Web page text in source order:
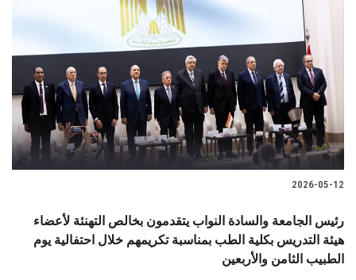
هيئة التدريس
الدراسات العليا
الموظفون
2026-05-12
رئيس الجامعة والسادة النواب يتقدمون بخالص التهنئة لأعضاء
هيئة التدريس بكلية الطب بمناسبة تكريمهم خلال احتفالية يوم
الطبيب الثامن والأربعين